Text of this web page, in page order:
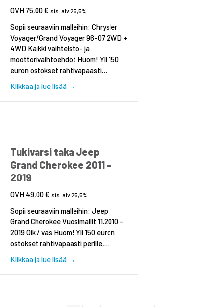
75,00€ sis. alv 25,5%
Sopii seuraaviin malleihin: Chrysler
Voyager/Grand Voyager 96-07 2WD +
4WD Kaikki vaihteisto- ja
moottorivaihtoehdot Huom! Yli 150
euron ostokset rahtivapaasti…
Klikkaa ja lue lisää →
Tukivarsi taka Jeep
Grand Cherokee 2011 –
2019
49,00€ sis. alv 25,5%
Sopii seuraaviin malleihin: Jeep
Grand Cherokee Vuosimallit 11.2010 –
2019 Oik / vas Huom! Yli 150 euron
ostokset rahtivapaasti perille,…
Klikkaa ja lue lisää →